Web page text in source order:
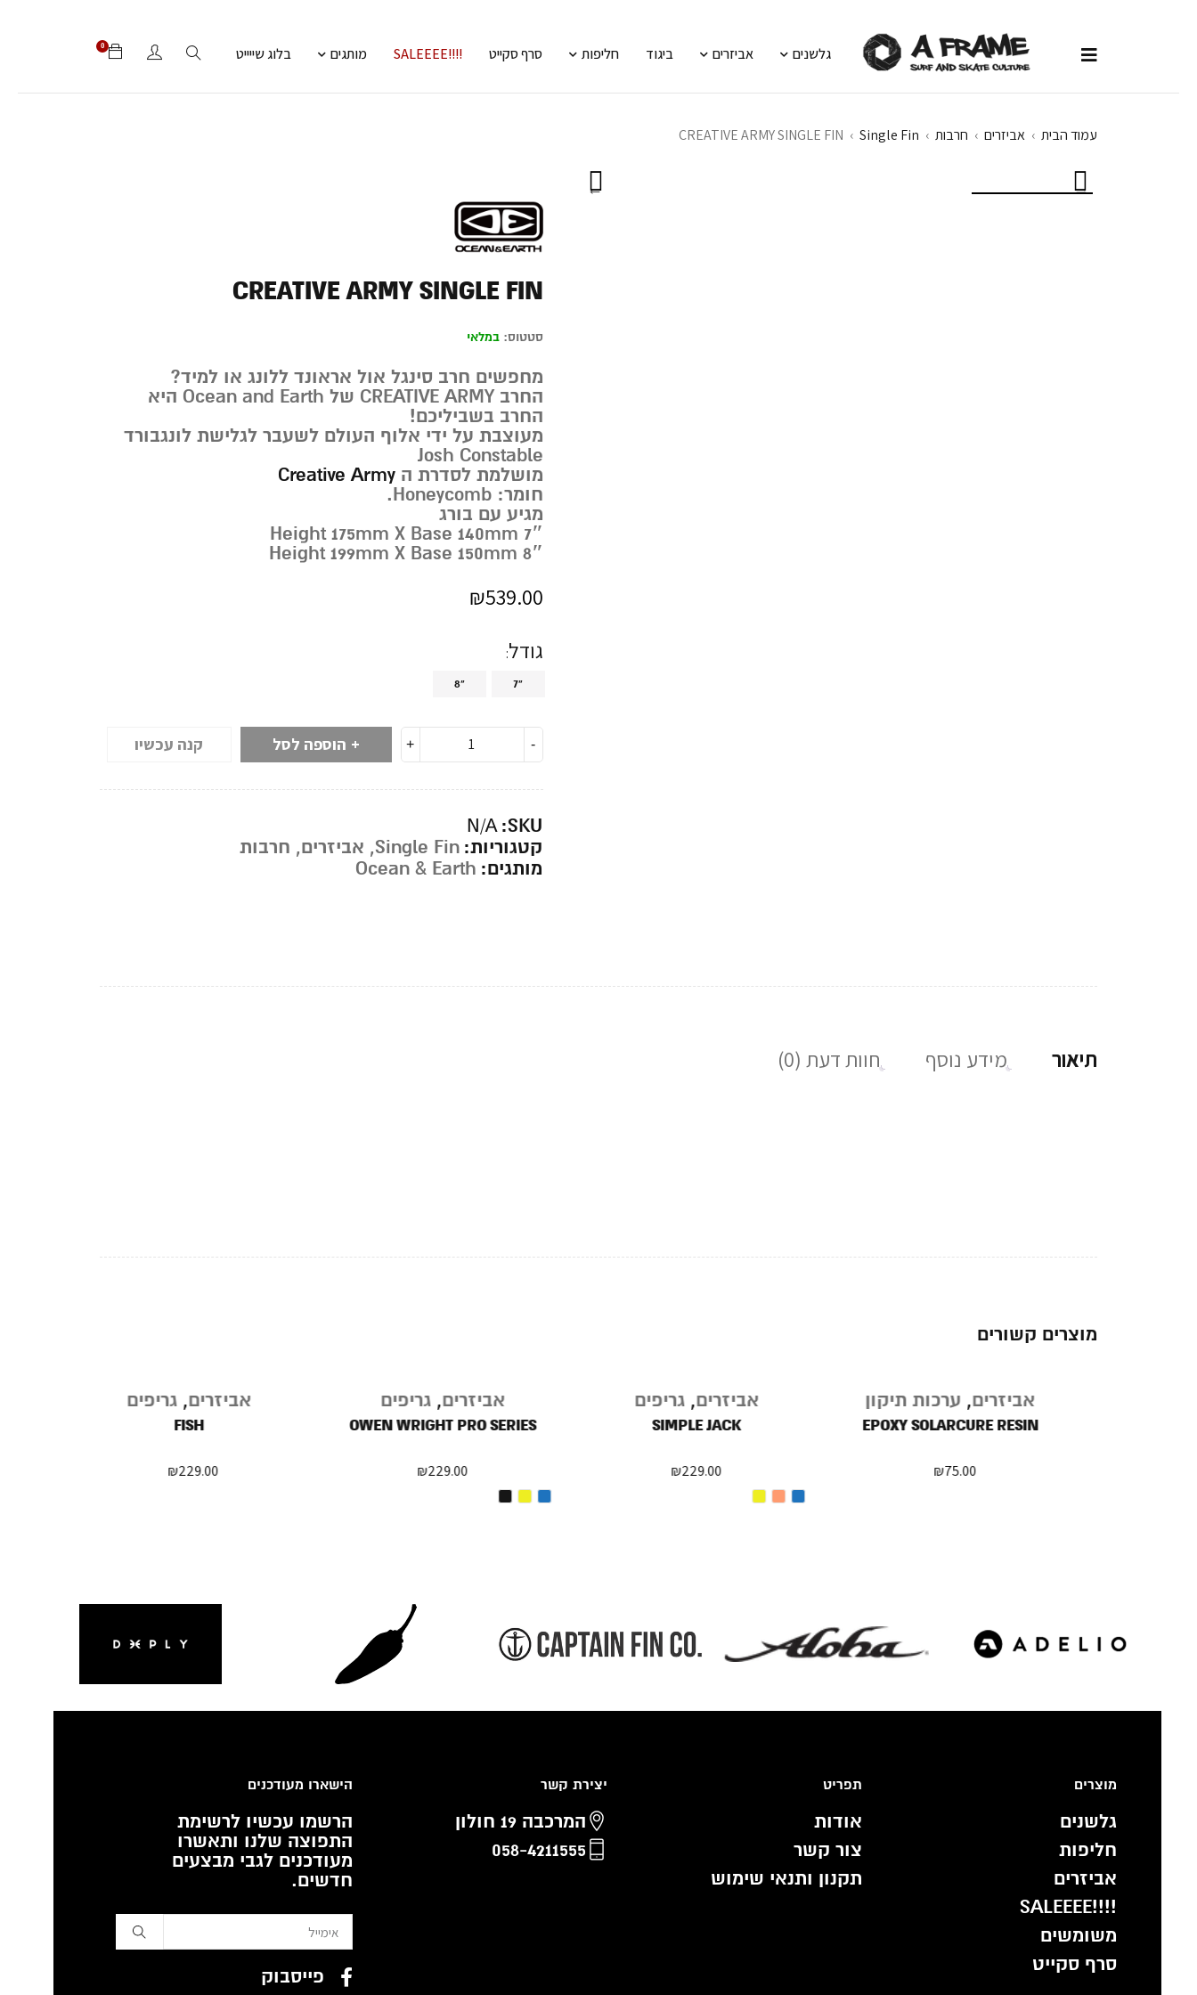
גלשנים אביזרים ביגוד חליפות סרף סקייט !!!!SALEEEE מותגים בלוג שייייט 0
עמוד הבית › אביזרים › חרבות ›
Single Fin
›
CREATIVE ARMY SINGLE FIN
CREATIVE ARMY SINGLE FIN
סטטוס: במלאי
מחפשים חרב סינגל אול אראונד ללונג או למיד?
החרב CREATIVE ARMY של Ocean and Earth היא
החרב בשביליכם!
מעוצבת על ידי אלוף העולם לשעבר לגלישת לונגבורד
Josh Constable
מושלמת לסדרת הCreative Army
חומר: Honeycomb.
מגיע עם בורג
7″ Height 175mm X Base 140mm
8″ Height 199mm X Base 150mm
₪539.00
גודל
7"
8"
הוספה לסל קנה עכשיו
SKU:
N/A
קטגוריות: Single Fin
, אביזרים, חרבות
מותגים: Ocean & Earth
תיאור מידע נוסף חוות דעת (0)
מוצרים קשורים
אביזרים,גריפים
FISH
₪229.00
אביזרים,גריפים
OWEN WRIGHT PRO SERIES
₪229.00
אביזרים,גריפים
SIMPLE JACK
₪229.00
אביזרים,ערכות תיקון
EPOXY SOLARCURE RESIN
₪75.00
מוצרים
גלשנים
חליפות
אביזרים
!!!!SALEEEE
משומשים
סרף סקייט
תפריט
אודות
צור קשר
תקנון ותנאי שימוש
יצירת קשר
המרכבה 19 חולון
058-4211555
הישארו מעודכנים
הרשמו עכשיו לרשימת
התפוצה שלנו ותאשרו
מעודכנים לגבי מבצעים
חדשים.
פייסבוק